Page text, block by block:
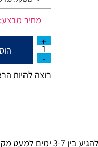
מחיר מבצע:
הוסף